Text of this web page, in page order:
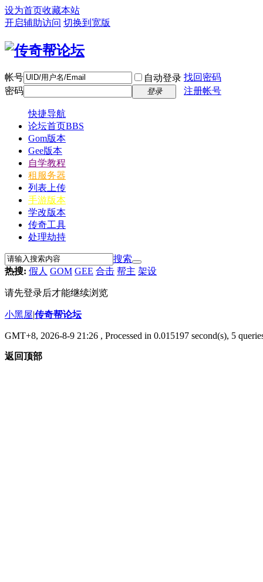
设为首页收藏本站
开启辅助访问 切换到宽版
帐号 自动登录 找回密码
密码
登录 注册帐号
快捷导航
论坛首页BBS
Gom版本
Gee版本
自学教程
租服务器
列表上传
手游版本
学改版本
传奇工具
处理劫持
搜索
热搜: 假人 GOM GEE 合击 帮主 架设
请先登录后才能继续浏览
小黑屋|传奇帮论坛
GMT+8, 2026-8-9 21:26 , Processed in 0.015197 second(s), 5
返回顶部